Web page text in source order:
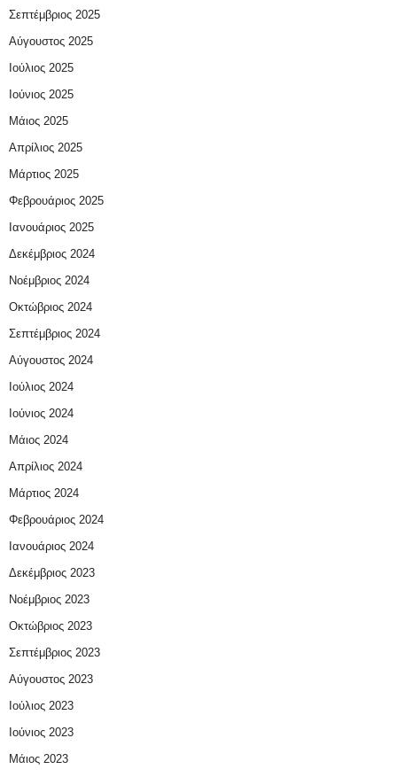
Σεπτέμβριος 2025
Αύγουστος 2025
Ιούλιος 2025
Ιούνιος 2025
Μάιος 2025
Απρίλιος 2025
Μάρτιος 2025
Φεβρουάριος 2025
Ιανουάριος 2025
Δεκέμβριος 2024
Νοέμβριος 2024
Οκτώβριος 2024
Σεπτέμβριος 2024
Αύγουστος 2024
Ιούλιος 2024
Ιούνιος 2024
Μάιος 2024
Απρίλιος 2024
Μάρτιος 2024
Φεβρουάριος 2024
Ιανουάριος 2024
Δεκέμβριος 2023
Νοέμβριος 2023
Οκτώβριος 2023
Σεπτέμβριος 2023
Αύγουστος 2023
Ιούλιος 2023
Ιούνιος 2023
Μάιος 2023